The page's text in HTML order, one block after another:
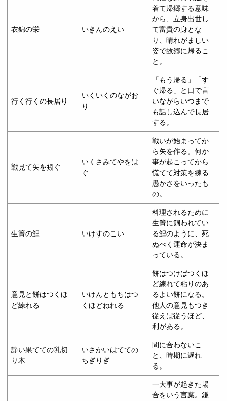
衣錦の栄 いきんのえい
着て帰郷する意味
から、立身出世し
て富貴の身とな
り、晴れがましい
姿で故郷に帰るこ
と。
行く行くの長居り
いくいくのながお
り
「もう帰る」「す
ぐ帰る」と口で言
いながらいつまで
も話し込んで長居
する。
戦見て矢を矧ぐ
いくさみてやをは
ぐ
戦いが始まってか
ら矢を作る。何か
事が起こってから
慌てて対策を練る
愚かさをいったも
の。
生簀の鯉 いけすのこい
料理されるために
生簀に飼われてい
る鯉のように、死
ぬべく運命が決ま
っている。
意見と餅はつくほ
ど練れる
いけんともちはつ
くほどねれる
餅はつけばつくほ
ど練れて粘りのあ
るよい餅になる。
他人の意見もつき
従えば従うほど、
利がある。
諍い果てての乳切
り木
いさかいはてての
ちぎりぎ
間に合わないこ
と、時期に遅れ
る。
一大事が起きた場
合をいう言葉。鎌